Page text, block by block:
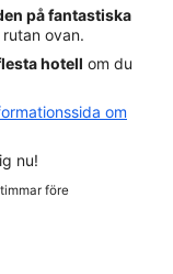
på fantastiska
ovan.
hotell om du
om
nu!
före